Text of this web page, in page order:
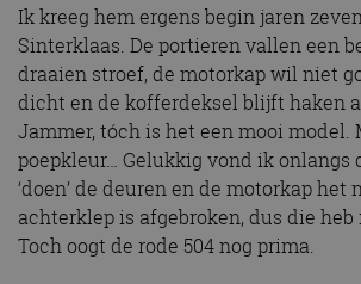
Ik kreeg hem ergens begin jaren
Sinterklaas. De portieren vallen een
draaien stroef, de motorkap wil niet
dicht en de kofferdeksel blijft haken
Jammer, tóch is het een mooi model.
poepkleur… Gelukkig vond ik onlangs
‘doen’ de deuren en de motorkap het
achterklep is afgebroken, dus die
Toch oogt de rode 504 nog prima.